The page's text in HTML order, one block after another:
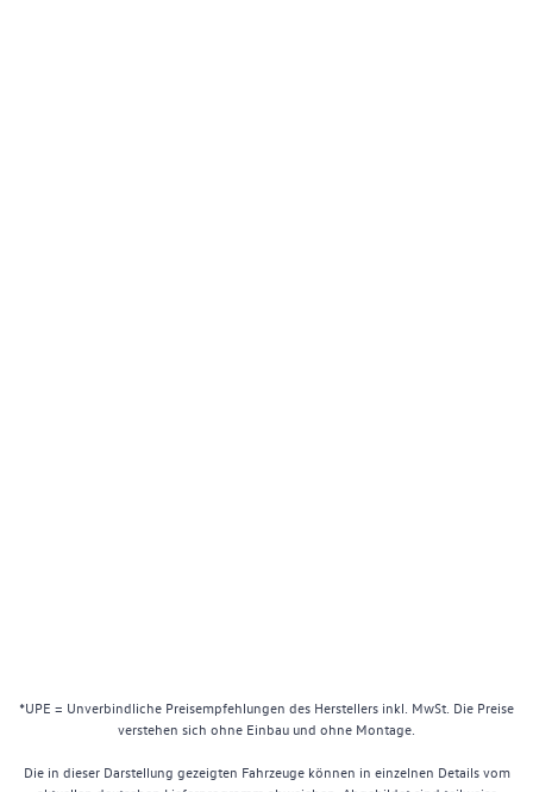
*UPE = Unverbindliche Preisempfehlungen des Herstellers inkl. MwSt. Die Preise
verstehen sich ohne Einbau und ohne Montage.
Die in dieser Darstellung gezeigten Fahrzeuge können in einzelnen Details vom